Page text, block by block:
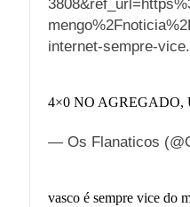
internet-sempre-
4×0 NO AGREGADO,
— Os Flanaticos
vasco é sempre vice do